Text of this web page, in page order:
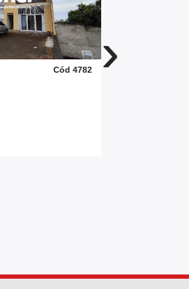
Cód 4782
›